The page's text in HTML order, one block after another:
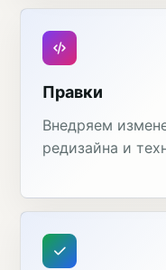
Правки
Внедряем
редизайна и